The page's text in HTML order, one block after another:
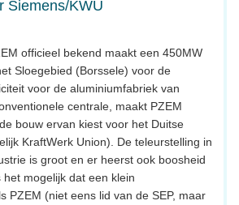
Siemens/KWU
officieel bekend maakt een 450MW
Sloegebied (Borssele) voor de
voor de aluminiumfabriek van
centrale, maakt PZEM
bouw ervan kiest voor het Duitse
KraftWerk Union). De teleurstelling in
is groot en er heerst ook boosheid
mogelijk dat een klein
PZEM (niet eens lid van de SEP, maar